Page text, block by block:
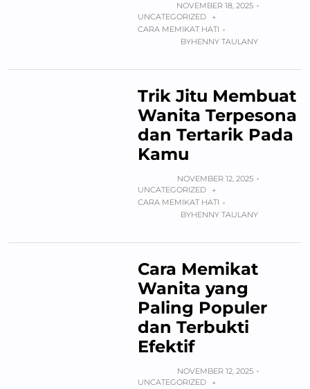
NOVEMBER 18, 2025
UNCATEGORIZED
+
CARA MEMIKAT HATI
BYHENNY TAULANY
Trik Jitu Membuat
Wanita Terpesona
dan Tertarik Pada
Kamu
NOVEMBER 12, 2025
UNCATEGORIZED
+
CARA MEMIKAT HATI
BYHENNY TAULANY
Cara Memikat
Wanita yang
Paling Populer
dan Terbukti
Efektif
NOVEMBER 12, 2025
UNCATEGORIZED
+